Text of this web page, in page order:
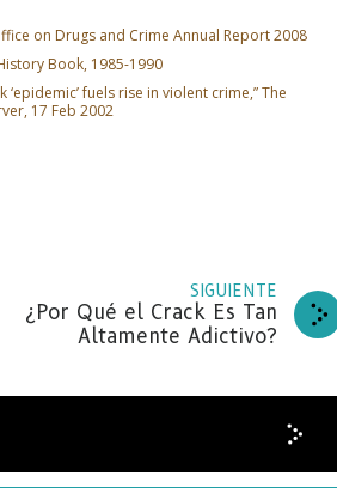
on Drugs and Crime Annual Report 2008
Book, 1985-1990
‘epidemic’ fuels rise in violent crime,” The
17 Feb 2002
SIGUIENTE
¿Por Qué el Crack Es Tan
Altamente Adictivo?
Y PARA
SUSCRÍBETE